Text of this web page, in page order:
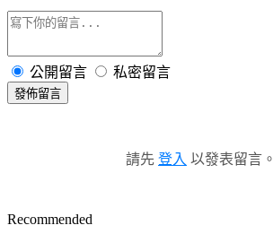
公開留言 私密留言
發佈留言
請先 登入 以發表留言。
Recommended